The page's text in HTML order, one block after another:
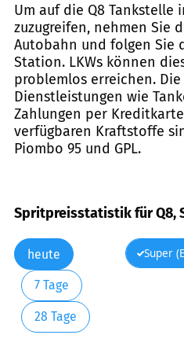
Um auf die Q8 Tankstelle
zuzugreifen, nehmen Sie
Autobahn und folgen Sie
Station. LKWs können
problemlos erreichen.
Dienstleistungen wie
Zahlungen per
verfügbaren Kraftstoffe
Piombo 95 und GPL.
Spritpreisstatistik für Q8,
heute
7 Tage
28 Tage
Super